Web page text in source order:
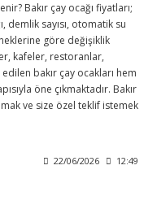
Bakır çay ocağı fiyatları;
demlik sayısı, otomatik su
göre değişiklik
kafeler, restoranlar,
bakır çay ocakları hem
öne çıkmaktadır. Bakır
ve size özel teklif istemek
22/06/2026 12:49